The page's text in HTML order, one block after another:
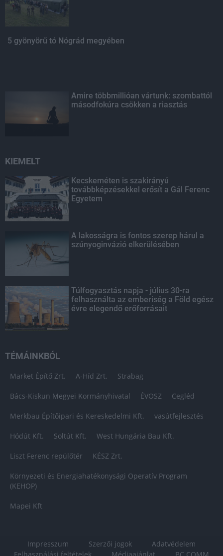
5 gyönyörű tó Nógrád megyében
Amire többmillióan vártunk: szombattól
másodfokúra csökken a riasztás
KIEMELT
Kecskeméten is szakirányú
továbbképzésekkel erősít a Gál Ferenc
Egyetem
A lakosságra is fontos szerep hárul a
szúnyoginvázió elkerülésében
Túlfogyasztás napja - július 30-ra
felhasználta az emberiség a Föld egész
évre elegendő erőforrásait
TÉMÁINKBÓL
Market Építő Zrt. A-Híd Zrt. Strabag
Bács-Kiskun Megyei Kormányhivatal ÉVOSZ Cegléd
Merkbau Építőipari és Kereskedelmi Kft. vasútfejlesztés
Hódút Kft. Soltút Kft. West Hungária Bau Kft.
Liszt Ferenc repülőtér KÉSZ Zrt.
Környezeti és Energiahatékonysági Operatív Program
(KEHOP)
Mapei Kft
Impresszum Szerzői jogok
Adatvédelem